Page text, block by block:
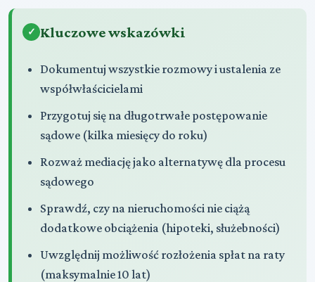
Kluczowe wskazówki
Dokumentuj wszystkie rozmowy i ustalenia ze
współwłaścicielami
Przygotuj się na długotrwałe postępowanie
sądowe (kilka miesięcy do roku)
Rozważ mediację jako alternatywę dla procesu
sądowego
Sprawdź, czy na nieruchomości nie ciążą
dodatkowe obciążenia (hipoteki, służebności)
Uwzględnij możliwość rozłożenia spłat na raty
(maksymalnie 10 lat)